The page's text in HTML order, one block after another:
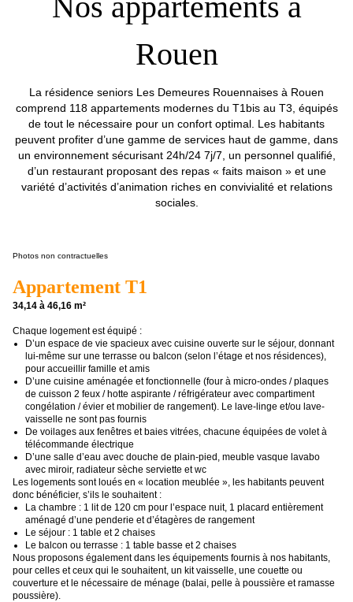
Rouen
La résidence seniors Les Demeures Rouennaises à Rouen
comprend 118 appartements modernes du T1bis au T3, équipés
de tout le nécessaire pour un confort optimal. Les habitants
peuvent profiter d’une gamme de services haut de gamme, dans
un environnement sécurisant 24h/24 7j/7, un personnel qualifié,
d’un restaurant proposant des repas « faits maison » et une
variété d’activités d’animation riches en convivialité et relations
sociales.
Photos non contractuelles
Appartement T1
34,14 à 46,16 m²
Chaque logement est équipé :
D’un espace de vie spacieux avec cuisine ouverte sur le séjour, donnant
lui-même sur une terrasse ou balcon (selon l’étage et nos résidences),
pour accueillir famille et amis
D’une cuisine aménagée et fonctionnelle (four à micro-ondes / plaques
de cuisson 2 feux / hotte aspirante / réfrigérateur avec compartiment
congélation / évier et mobilier de rangement). Le lave-linge et/ou lave-
vaisselle ne sont pas fournis
De voilages aux fenêtres et baies vitrées, chacune équipées de volet à
télécommande électrique
D’une salle d’eau avec douche de plain-pied, meuble vasque lavabo
avec miroir, radiateur sèche serviette et wc
Les logements sont loués en « location meublée », les habitants peuvent
donc bénéficier, s’ils le souhaitent :
La chambre : 1 lit de 120 cm pour l’espace nuit, 1 placard entièrement
aménagé d’une penderie et d’étagères de rangement
Le séjour : 1 table et 2 chaises
Le balcon ou terrasse : 1 table basse et 2 chaises
Nous proposons également dans les équipements fournis à nos habitants,
pour celles et ceux qui le souhaitent, un kit vaisselle, une couette ou
couverture et le nécessaire de ménage (balai, pelle à poussière et ramasse
poussière).